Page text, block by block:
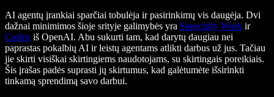
AI agentų įrankiai sparčiai tobulėja ir pasirinkimų vis daugėja. Dvi
dažnai minimimos šioje srityje galimybės yra Speechify Work ir
Codex iš OpenAI. Abu sukurti tam, kad darytų daugiau nei
paprastas pokalbių AI ir leistų agentams atlikti darbus už jus. Tačiau
jie skirti visiškai skirtingiems naudotojams, su skirtingais poreikiais.
Šis įrašas padės suprasti jų skirtumus, kad galėtumėte išsirinkti
tinkamą sprendimą savo darbui.